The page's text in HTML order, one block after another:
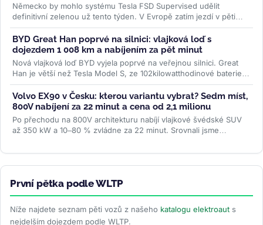
Německo by mohlo systému Tesla FSD Supervised udělit
definitivní zelenou už tento týden. V Evropě zatím jezdí v pěti
zemích, Česko čeká...>>
BYD Great Han poprvé na silnici: vlajková loď s
dojezdem 1 008 km a nabíjením za pět minut
Nová vlajková loď BYD vyjela poprvé na veřejnou silnici. Great
Han je větší než Tesla Model S, ze 102kilowatthodinové baterie
slibuje až 1...>>
Volvo EX90 v Česku: kterou variantu vybrat? Sedm míst,
800V nabíjení za 22 minut a cena od 2,1 milionu
Po přechodu na 800V architekturu nabíjí vlajkové švédské SUV
až 350 kW a 10–80 % zvládne za 22 minut. Srovnali jsme
První pětka podle WLTP
Níže najdete seznam pěti vozů z našeho katalogu elektroaut s
nejdelším dojezdem podle WLTP.